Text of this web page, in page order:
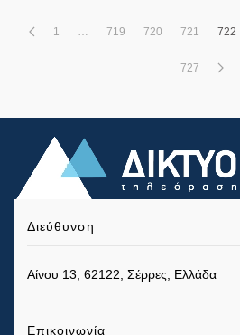
1 719 720 721 722
727
Διεύθυνση
Αίνου 13, 62122, Σέρρες, Ελλάδα
Επικοινωνία